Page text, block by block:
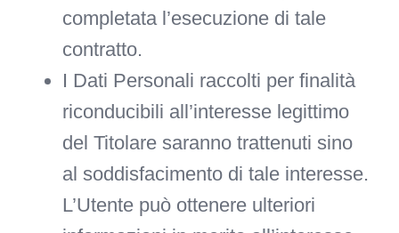
completata l’esecuzione di tale
contratto.
I Dati Personali raccolti per finalità
riconducibili all’interesse legittimo
del Titolare saranno trattenuti sino
al soddisfacimento di tale interesse.
L’Utente può ottenere ulteriori